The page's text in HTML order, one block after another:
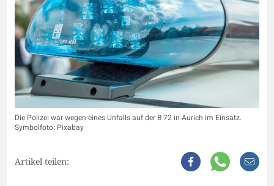
Die Polizei war wegen eines Unfalls auf der B 72 in Aurich im Einsatz.
Symbolfoto: Pixabay
Artikel teilen: